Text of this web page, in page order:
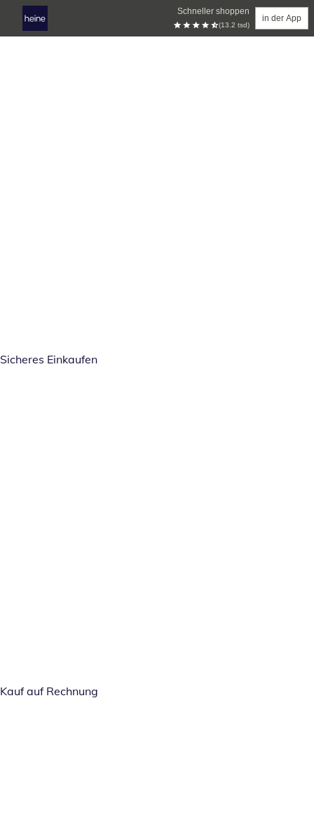
Schneller shoppen
(13.2 tsd)
in der App
Sicheres Einkaufen
Kauf auf Rechnung